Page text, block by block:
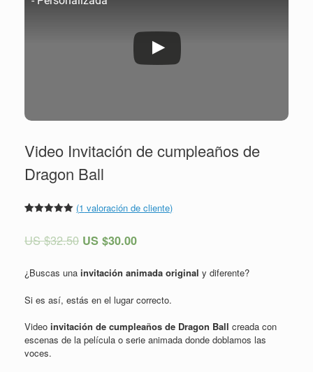
Video Invitación de cumpleaños de
Dragon Ball
5 basado
(1 valoración de cliente)
US $32.50 US $30.00
¿Buscas una invitación animada original y diferente?
Si es así, estás en el lugar correcto.
Video invitación de cumpleaños de Dragon Ball creada con
escenas de la película o serie animada donde doblamos las
voces.